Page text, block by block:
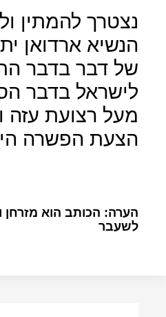
נצטרך להמתין
הנשיא ארדואן
של דבר בדבר
לישראל בדבר
מעל רצועת עזה
הצעת הפשרה
הערה: הכותב הוא מזרחן
לשעבר